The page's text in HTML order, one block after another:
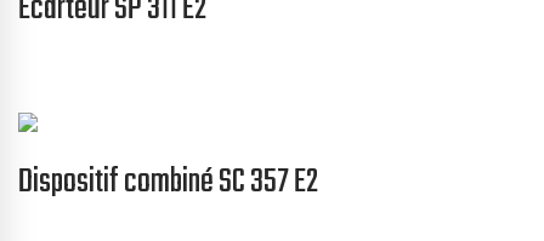
Dispositif combiné SC 357 E2